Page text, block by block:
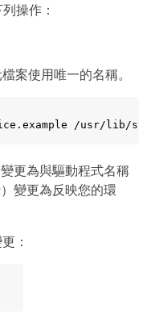
操作：
案使用唯一的名稱。
/usr/lib/
更為與驅動程式名稱
變更為反映您的環
：